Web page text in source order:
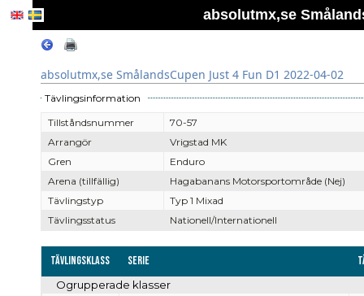
absolutmx,se
absolutmx,se SmålandsCupen Just 4 Fun D1 2022-04-02
Tävlingsinformation
Tillståndsnummer
70-57
Arrangör
Vrigstad MK
Gren
Enduro
Arena (tillfällig)
Hagabanans Motorsportområde (Nej)
Tävlingstyp
Typ 1 Mixad
Tävlingsstatus
Nationell/Internationell
Tävlingsklass Serie
Ogrupperade klasser